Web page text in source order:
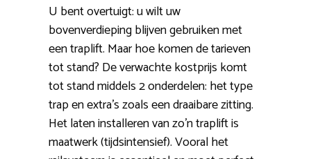
U bent overtuigt: u wilt uw
bovenverdieping blijven gebruiken met
een traplift. Maar hoe komen de tarieven
tot stand? De verwachte kostprijs komt
tot stand middels 2 onderdelen: het type
trap en extra’s zoals een draaibare zitting.
Het laten installeren van zo’n traplift is
maatwerk (tijdsintensief). Vooral het